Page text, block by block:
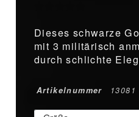
Dieses schwarze
mit 3 militärisch
durch schlichte
Artikelnummer 13081